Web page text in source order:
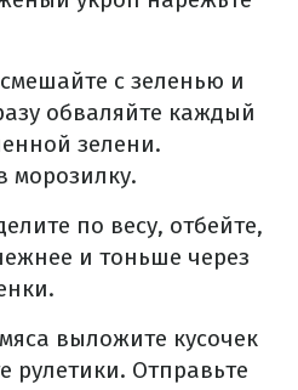
с зеленью и
обваляйте каждый
зелени.
морозилку.
по весу, отбейте,
и тоньше через
выложите кусочек
рулетики. Отправьте